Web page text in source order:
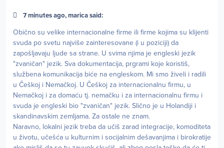
7 minutes ago, marica said:
Obično su velike internacionalne firme ili firme kojima su klijenti
svuda po svetu najviše zainteresovane (i u poziciji) da
zapošljavaju ljude sa strane. U svima njima je engleski jezik
"zvaničan" jezik. Sva dokumentacija, prgrami koje koristiš,
službena komunikacija biće na engleskom. Mi smo živeli i radili
u Češkoj i Nemačkoj. U Češkoj za internacionalnu firmu, u
Nemačkoj i za domaću tj. nemačku i za internacionalnu firmu i
svuda je engleski bio "zvaničan" jezik. Slično je u Holandiji i
skandinavskim zemljama. Za ostale ne znam.
Naravno, lokalni jezik treba da učiš zarad integracije, komoditeta
u životu, učešća u kulturnim i socijalnim dešavanjima i birokratije